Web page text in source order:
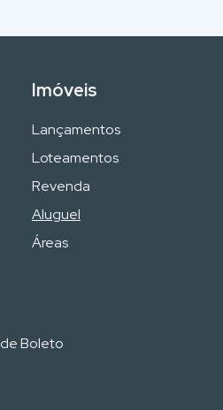
Imóveis
Lançamentos
Loteamentos
Revenda
Aluguel
Áreas
Boleto